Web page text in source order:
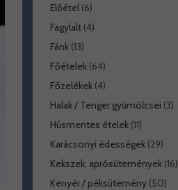
Előétel(6)
Fagylalt(4)
Fánk(13)
Főételek(64)
Főzelékek(4)
Halak / Tenger gyümölcsei (3)
Húsmentes ételek(11)
Karácsonyi édességek(29)
Kekszek, aprósütemények(16)
Kenyér / péksütemény(50)